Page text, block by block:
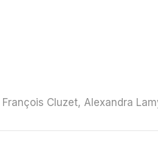
François Cluzet, Alexandra